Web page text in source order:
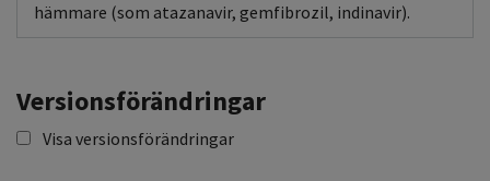
hämmare (som atazanavir, gemfibrozil, indinavir).
Versionsförändringar
Visa versionsförändringar